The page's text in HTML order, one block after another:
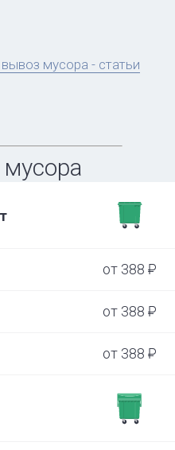
мусора - статьи
от 388 
от 388 
от 388 